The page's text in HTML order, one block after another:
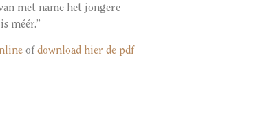
met name het jongere
méér.”
of download hier de pdf